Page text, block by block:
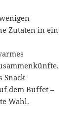
Zutaten in ein
Snack
dem Buffet –
Wahl.